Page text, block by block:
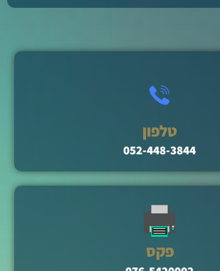
טלפון
052-448-3844
פקס